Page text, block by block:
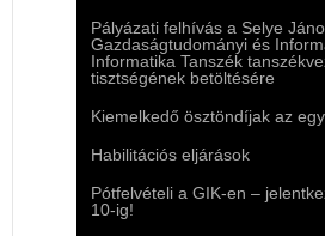
Pályázati felhívás a Selye
Gazdaságtudományi és
Informatika Tanszék
tisztségének betöltésére
Kiemelkedő ösztöndíjak az
Habilitációs eljárások
Pótfelvételi a GIK-en –
10-ig!